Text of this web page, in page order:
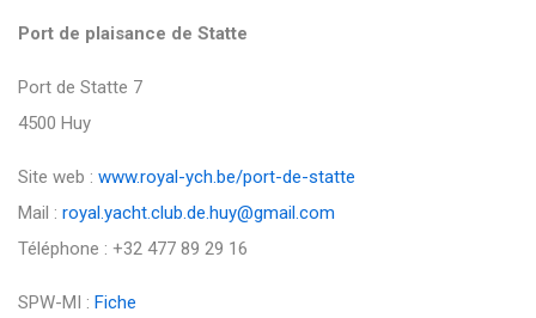
Port de plaisance de Statte
Port de Statte 7
4500 Huy
Site web : www.royal-ych.be/port-de-statte
Mail : royal.yacht.club.de.huy@gmail.com
Téléphone : +32 477 89 29 16
SPW-MI : Fiche